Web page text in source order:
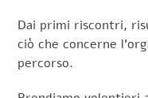
Dai primi riscontri,
ciò che concerne
percorso.